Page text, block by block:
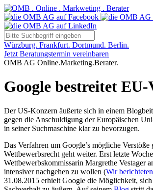
Würzburg. Frankfurt. Dortmund. Berlin.
Jetzt Beratungstermin vereinbaren
OMB AG Online.Marketing.Berater.
Google bestreitet
Der US-Konzern äußerte sich in einem
gegen die Anschuldigung der Europäischen
in seiner Suchmaschine klar zu bevorzugen.
Das Verfahren um Google’s mögliche Verstöße
Wettbewerbsrecht geht weiter. Erst letzte
Wettbewerbskommissarin Margrethe Vestager
intensiver nachgehen zu wollen (Wir berichteten
31.08.2015 erhielt Google die Möglichkeit,